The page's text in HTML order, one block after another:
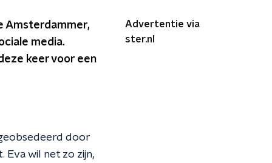
Amsterdammer,
media.
keer voor een
door
wil net zo zijn,
Advertentie via
ster.nl